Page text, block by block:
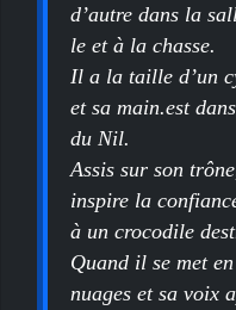
d’autre dans la
le et à la chasse.
Il a la taille d’un
et sa main.est
du Nil.
Assis sur son
inspire la
à un crocodile
Quand il se met
nuages et sa voix